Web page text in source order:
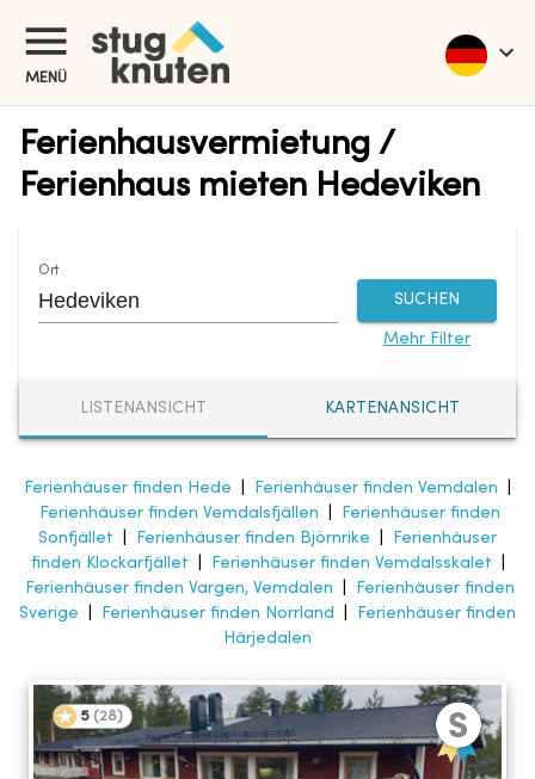
MENÜ
Ferienhausvermietung /
Ferienhaus mieten Hedeviken
Ort
SUCHEN
Mehr Filter
LISTENANSICHT KARTENANSICHT
Ferienhäuser finden Hede Ferienhäuser finden Vemdalen
Ferienhäuser finden Vemdalsfjällen
Ferienhäuser finden
Sonfjället
Ferienhäuser finden Björnrike
Ferienhäuser
finden Klockarfjället
Ferienhäuser finden Vemdalsskalet
Ferienhäuser finden Vargen, Vemdalen
Ferienhäuser finden
Sverige
Ferienhäuser finden Norrland
Ferienhäuser finden
Härjedalen
5 (28)